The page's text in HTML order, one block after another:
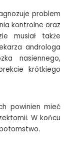
problem
kontrolne oraz
musiał także
androloga
nasiennego,
krótkiego
powinien mieć
W końcu